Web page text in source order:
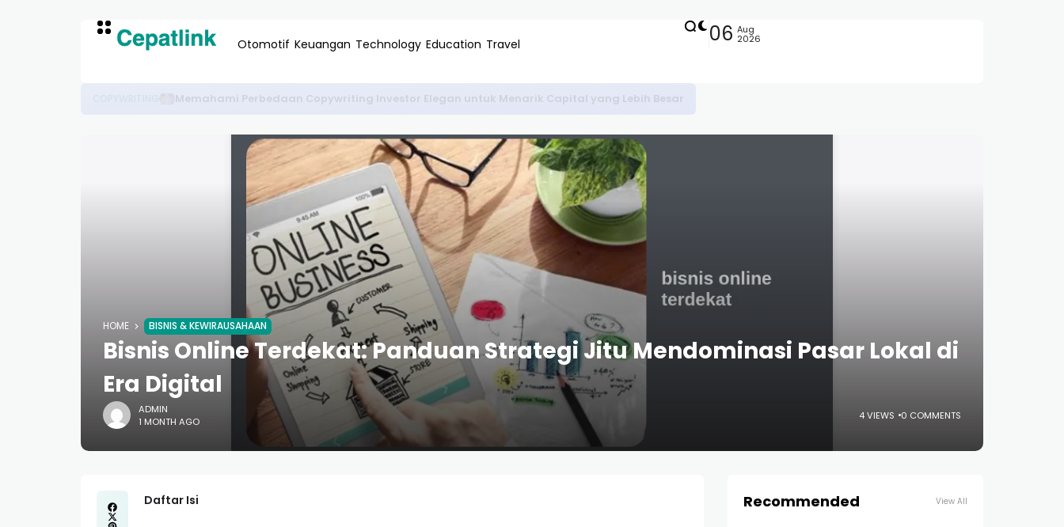
Otomotif Keuangan Technology Education Travel 06 Aug
2026
EKONOMI & BISNIS Analisis Peta IKN Terbaru Untuk Gen Z Cepat Cair Peluang Investasi dan Karir
HOME BISNIS & KEWIRAUSAHAAN
Bisnis Online Terdekat: Panduan Strategi Jitu Mendominasi Pasar Lokal di
Era Digital
ADMIN
1 MONTH AGO
4 VIEWS 0 COMMENTS
Daftar Isi Recommended View All